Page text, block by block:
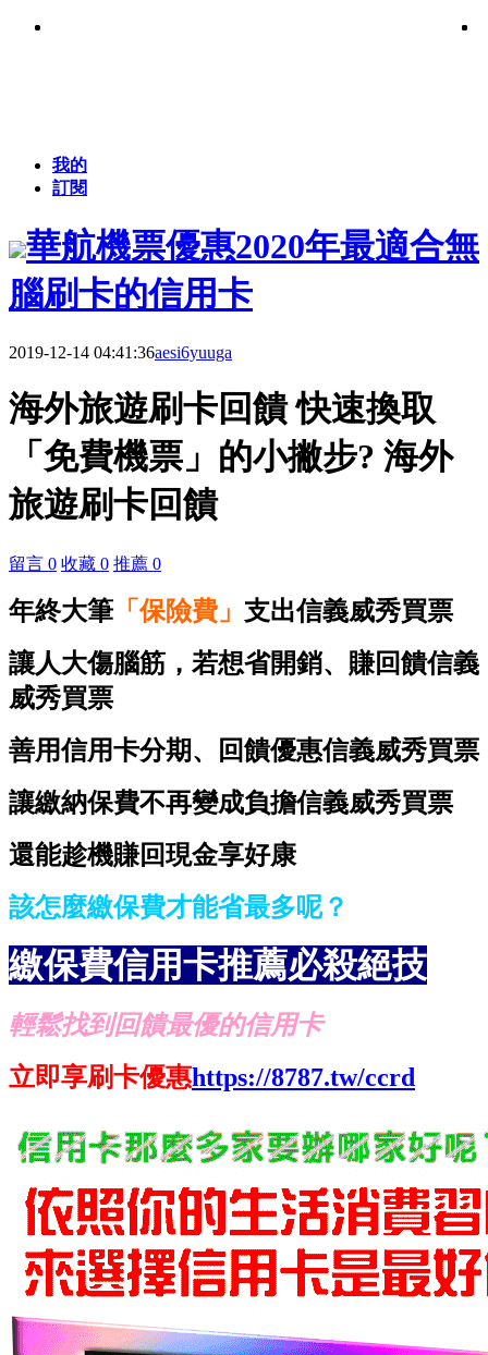
我的
訂閱
華航機票優惠2020年最適合無
腦刷卡的信用卡
2019-12-14 04:41:36aesi6yuuga
海外旅遊刷卡回饋 快速換取
「免費機票」的小撇步? 海外
旅遊刷卡回饋
留言 0 收藏 0 推薦 0
年終大筆 「保險費」 支出信義威秀買票
讓人大傷腦筋，若想省開銷、賺回饋信義
威秀買票
善用信用卡分期、回饋優惠信義威秀買票
讓繳納保費不再變成負擔信義威秀買票
還能趁機賺回現金享好康
該怎麼繳保費才能省最多呢？
繳保費信用卡推薦必殺絕技
輕鬆找到回饋最優的信用卡
立即享刷卡優惠https://8787.tw/ccrd